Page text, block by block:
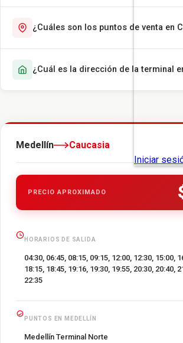
¿Cuáles son los puntos de venta en
¿Cuál es la dirección de la terminal
Medellín Caucasia
PRECIO APROXIMADO
HORARIOS DE SALIDA
04:30, 06:45, 08:15, 09:15, 12:00, 12:30, 15:00,
18:15, 18:45, 19:16, 19:30, 19:55, 20:30, 20:40,
22:35
PUNTOS EN MEDELLÍN
Medellín Terminal Norte